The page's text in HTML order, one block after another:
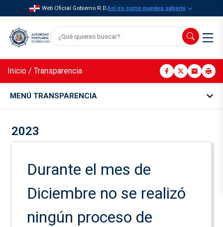
Web Oficial Gobierno R.D.Así es como puedes saberlo
Inicio / Transparencia
MENÚ TRANSPARENCIA
2023
Durante el mes de
Diciembre no se realizó
ningún proceso de